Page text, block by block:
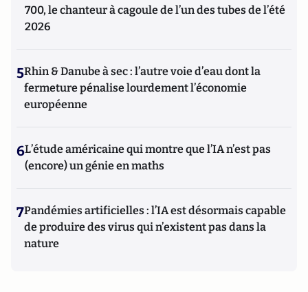
700, le chanteur à cagoule de l’un des tubes de l’été
2026
5Rhin & Danube à sec : l’autre voie d’eau dont la
fermeture pénalise lourdement l’économie
européenne
6L’étude américaine qui montre que l’IA n’est pas
(encore) un génie en maths
7Pandémies artificielles : l’IA est désormais capable
de produire des virus qui n’existent pas dans la
nature